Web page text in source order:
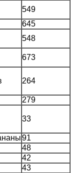
549
645
548
673
264
279
33
91
48
42
43